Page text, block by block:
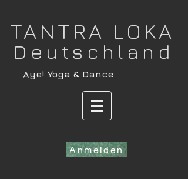
​TANTRA LOKA
Deutschland
​Aye! Yoga & Dance
Anmelden